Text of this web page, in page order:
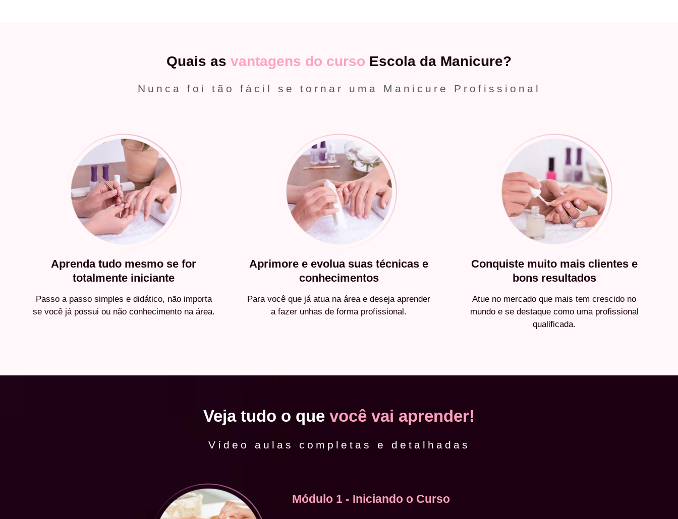
Quais as vantagens do curso Escola da Manicure?
Nunca foi tão fácil se tornar uma Manicure Profissional
Aprenda tudo mesmo se for
totalmente iniciante
Passo a passo simples e didático, não importa
se você já possui ou não conhecimento na área.
Aprimore e evolua suas técnicas e
conhecimentos
Para você que já atua na área e deseja aprender
a fazer unhas de forma profissional.
Conquiste muito mais clientes e
bons resultados
Atue no mercado que mais tem crescido no
mundo e se destaque como uma profissional
qualificada.
Veja tudo o que você vai aprender!
Vídeo aulas completas e detalhadas
Módulo 1 - Iniciando o Curso